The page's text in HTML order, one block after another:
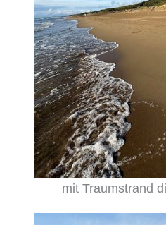
mit Traumstrand